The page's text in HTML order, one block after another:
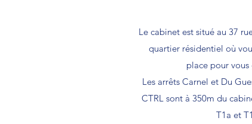
Le cabinet est situé au 37
quartier résidentiel où
place pour
Les arrêts Carnel et Du
CTRL sont à 350m du
T1a et